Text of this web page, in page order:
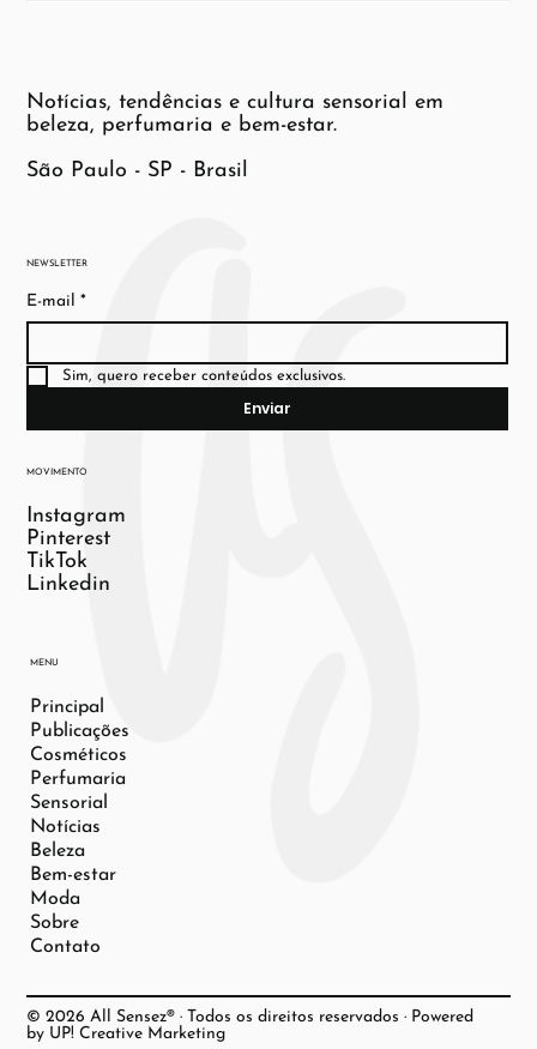
NEWSLETTER
E-mail *
Sim, quero receber conteúdos exclusivos.
Enviar
MOVIMENTO
Instagram
Pinterest
TikTok
Linkedin
MENU
Principal
Publicações
Cosméticos
Perfumaria
Sensorial
Notícias
Beleza
Bem-estar
Moda
Sobre
Contato
Notícias, tendências e cultura sensorial em
beleza, perfumaria e bem-estar.
São Paulo - SP - Brasil
© 2026 All Sensez® · Todos os direitos reservados · Powered
by UP! Creative Marketing